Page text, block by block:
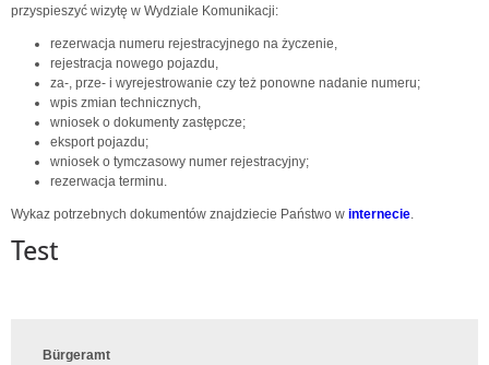
przyspieszyć wizytę w Wydziale Komunikacji:
rezerwacja numeru rejestracyjnego na życzenie,
rejestracja nowego pojazdu,
za-, prze- i wyrejestrowanie czy też ponowne nadanie numeru;
wpis zmian technicznych,
wniosek o dokumenty zastępcze;
eksport pojazdu;
wniosek o tymczasowy numer rejestracyjny;
rezerwacja terminu.
Wykaz potrzebnych dokumentów znajdziecie Państwo w internecie.
Test
Bürgeramt